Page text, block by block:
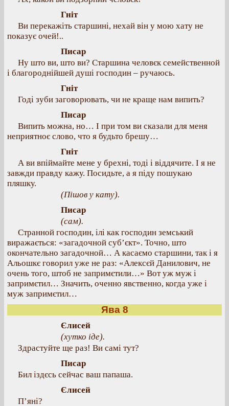
Гніт
Ви перекажіть старшині, нехай він у мою хату не
показує очей!..
Писар
Ну што ви, што ви? Старшина человєк семейственной
і благороднійшей душі господин – ручаюсь.
Гніт
Годі зуби заговорювать, чи не краще нам випить?
Писар
Випить можна, но… І при том ви сказали для меня
неприятноє слово, что я будьто брешу…
Гніт
А ви впіймайте мене у брехні, тоді і віддячите. І я не
завжди правду кажу. Посидьте, а я піду пошукаю
пляшку.
(Пішов у кату).
Писар
(сам).
Странной господин, ілі как господин земський
виражається: «загадочной суб’єкт». Точно, што
окончательно загадочной… А касаємо старшини, так і я
Альошкє говорил уже не раз: «Алексєй Данилович, не
очень того, штоб не запримєтили…» Вот уж муж і
запримєтил… Значить, оченно явственно, когда уже і
муж запримєтил…
Ява 8
Єлисей
(хутко іде).
Здрастуйте ще раз! Ви самі тут?
Писар
Бил іздєсь сейчас ваш папаша.
Єлисей
П’яні?